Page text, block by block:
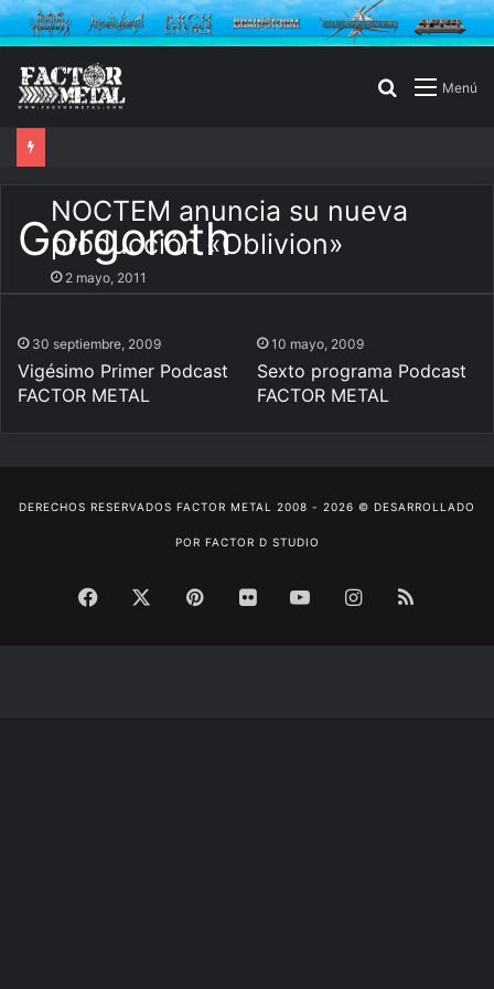
Menú
Buscar
Gorgoroth
NOCTEM anuncia su nueva
producción «Oblivion»
2 mayo, 2011
30 septiembre, 2009
Vigésimo Primer Podcast
FACTOR METAL
10 mayo, 2009
Sexto programa Podcast
FACTOR METAL
DERECHOS RESERVADOS FACTOR METAL 2008 - 2026 © DESARROLLADO
POR FACTOR D STUDIO
Facebook PinterestFlickr YouTubeInstagram